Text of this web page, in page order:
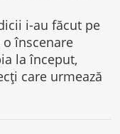
i-au făcut pe
înscenare
la început,
care urmează